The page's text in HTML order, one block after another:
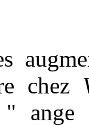
chez
"